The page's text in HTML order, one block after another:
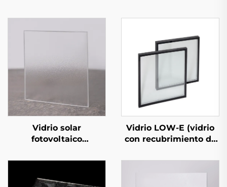
Vidrio solar
fotovoltaico
Vidrio LOW-E (vidrio
con recubrimiento de